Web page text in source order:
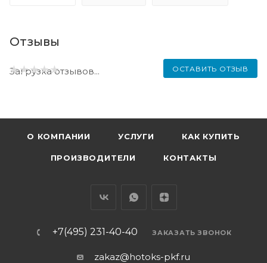
Отзывы
ОСТАВИТЬ ОТЗЫВ
Загрузка отзывов...
О КОМПАНИИ УСЛУГИ КАК КУПИТЬ
ПРОИЗВОДИТЕЛИ КОНТАКТЫ
+7(495) 231-40-40 ЗАКАЗАТЬ ЗВОНОК
zakaz@hotoks-pkf.ru